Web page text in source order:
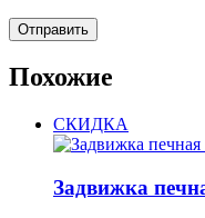
Похожие
СКИДКА
Задвижка